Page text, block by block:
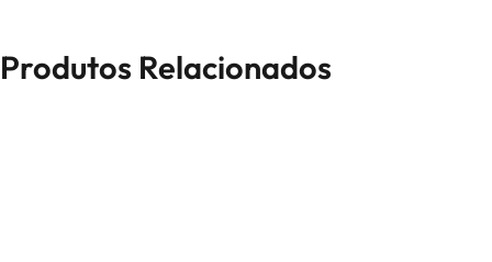
Produtos Relacionados